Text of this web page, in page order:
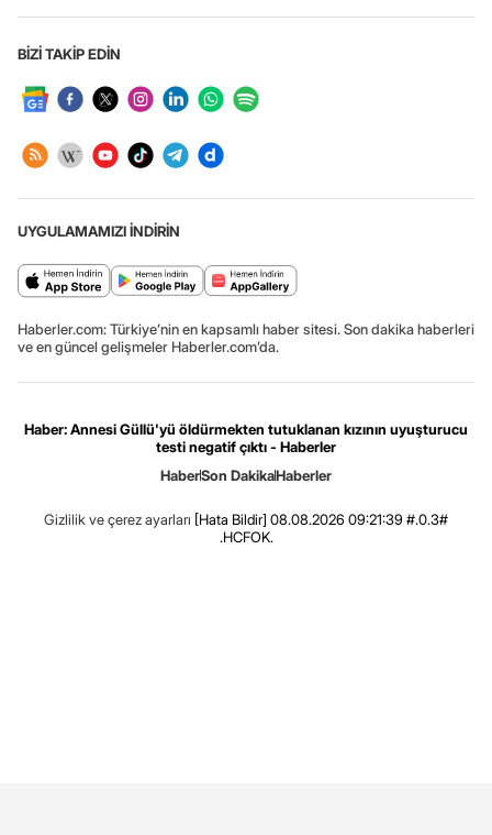
BİZİ TAKİP EDİN
UYGULAMAMIZI İNDİRİN
Haberler.com: Türkiye’nin en kapsamlı haber sitesi. Son dakika haberleri
ve en güncel gelişmeler Haberler.com’da.
Haber: Annesi Güllü'yü öldürmekten tutuklanan kızının uyuşturucu
testi negatif çıktı - Haberler
HaberSon DakikaHaberler
Gizlilik ve çerez ayarları [Hata Bildir] 08.08.2026 09:21:39 #.0.3#
.HCFOK.